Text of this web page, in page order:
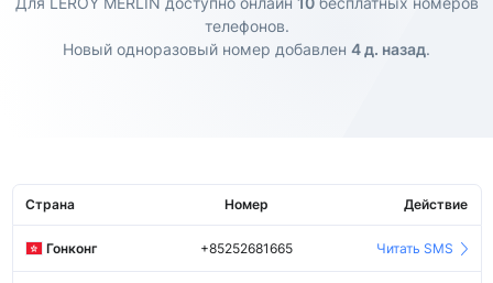
телефонов.
Новый одноразовый номер добавлен 4 д. назад.
Страна Номер Действие
Гонконг +85252681665 Читать SMS